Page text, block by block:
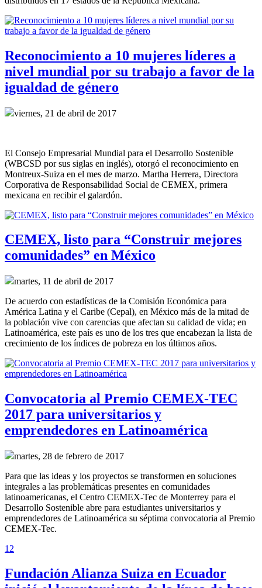
Reconocimiento a 10 mujeres líderes a
nivel mundial por su trabajo a favor de la
igualdad de género
viernes, 21 de abril de 2017
El Consejo Empresarial Mundial para el Desarrollo Sostenible
(WBCSD por sus siglas en inglés), otorgó el reconocimiento en
Montreux-Suiza en el mes de marzo. Martha Herrera, Directora
Corporativa de Responsabilidad Social de CEMEX, primera
mexicana en recibir el galardón.
CEMEX, listo para “Construir mejores
comunidades” en México
martes, 11 de abril de 2017
De acuerdo con estadísticas de la Comisión Económica para
América Latina y el Caribe (Cepal), en México más de la mitad de
la población vive con carencias que afectan su calidad de vida; en
Latinoamérica, este país es uno de los tres que encabezan la lista de
crecimiento de los índices de pobreza en los últimos años.
Convocatoria al Premio CEMEX-TEC
2017 para universitarios y
emprendedores en Latinoamérica
martes, 28 de febrero de 2017
Para que las ideas y los proyectos se transformen en soluciones
integrales a las problemáticas presentes en comunidades
latinoamericanas, el Centro CEMEX-Tec de Monterrey para el
Desarrollo Sostenible abre para estudiantes universitarios y
emprendedores de Latinoamérica su séptima convocatoria al Premio
CEMEX-Tec.
1 2
Fundación Alianza Suiza en Ecuador